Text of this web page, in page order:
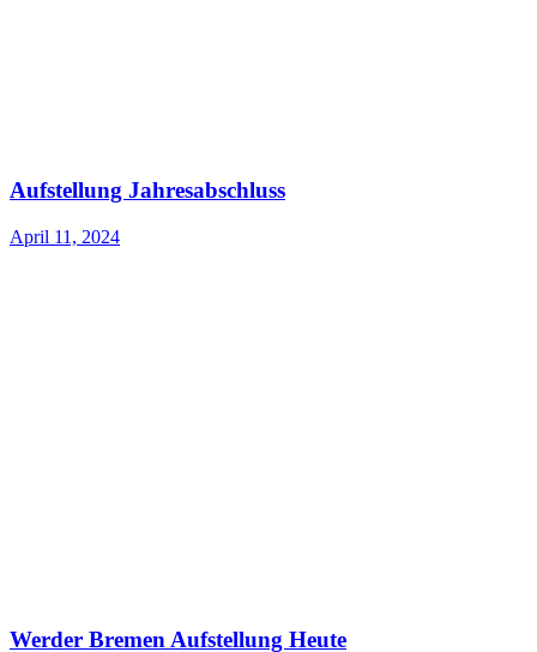
Aufstellung Jahresabschluss
April 11, 2024
Werder Bremen Aufstellung Heute